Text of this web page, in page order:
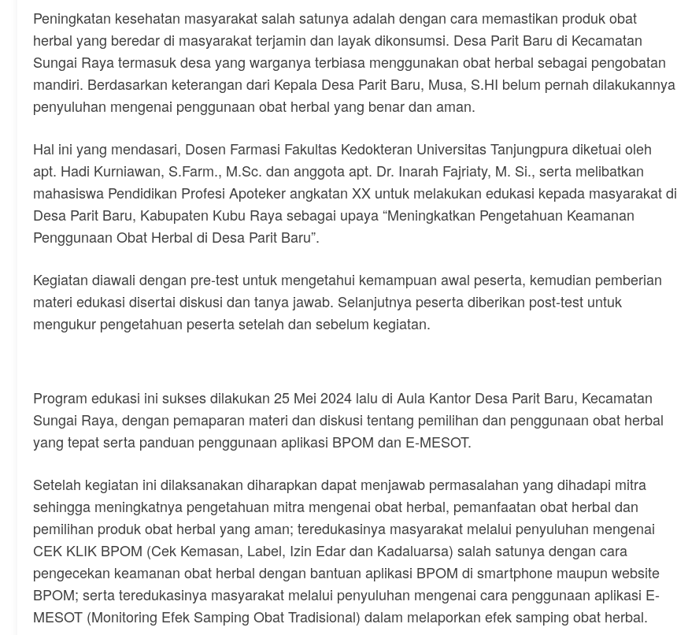
Peningkatan kesehatan masyarakat salah satunya adalah dengan cara memastikan produk obat
herbal yang beredar di masyarakat terjamin dan layak dikonsumsi. Desa Parit Baru di Kecamatan
Sungai Raya termasuk desa yang warganya terbiasa menggunakan obat herbal sebagai pengobatan
mandiri. Berdasarkan keterangan dari Kepala Desa Parit Baru, Musa, S.HI belum pernah dilakukannya
penyuluhan mengenai penggunaan obat herbal yang benar dan aman.
Hal ini yang mendasari, Dosen Farmasi Fakultas Kedokteran Universitas Tanjungpura diketuai oleh
apt. Hadi Kurniawan, S.Farm., M.Sc. dan anggota apt. Dr. Inarah Fajriaty, M. Si., serta melibatkan
mahasiswa Pendidikan Profesi Apoteker angkatan XX untuk melakukan edukasi kepada masyarakat di
Desa Parit Baru, Kabupaten Kubu Raya sebagai upaya “Meningkatkan Pengetahuan Keamanan
Penggunaan Obat Herbal di Desa Parit Baru”.
Kegiatan diawali dengan pre-test untuk mengetahui kemampuan awal peserta, kemudian pemberian
materi edukasi disertai diskusi dan tanya jawab. Selanjutnya peserta diberikan post-test untuk
mengukur pengetahuan peserta setelah dan sebelum kegiatan.
Program edukasi ini sukses dilakukan 25 Mei 2024 lalu di Aula Kantor Desa Parit Baru, Kecamatan
Sungai Raya, dengan pemaparan materi dan diskusi tentang pemilihan dan penggunaan obat herbal
yang tepat serta panduan penggunaan aplikasi BPOM dan E-MESOT.
Setelah kegiatan ini dilaksanakan diharapkan dapat menjawab permasalahan yang dihadapi mitra
sehingga meningkatnya pengetahuan mitra mengenai obat herbal, pemanfaatan obat herbal dan
pemilihan produk obat herbal yang aman; teredukasinya masyarakat melalui penyuluhan mengenai
CEK KLIK BPOM (Cek Kemasan, Label, Izin Edar dan Kadaluarsa) salah satunya dengan cara
pengecekan keamanan obat herbal dengan bantuan aplikasi BPOM di smartphone maupun website
BPOM; serta teredukasinya masyarakat melalui penyuluhan mengenai cara penggunaan aplikasi E-
MESOT (Monitoring Efek Samping Obat Tradisional) dalam melaporkan efek samping obat herbal.